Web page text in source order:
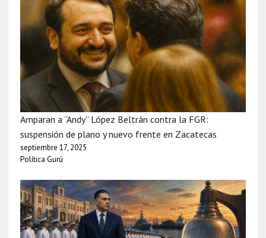
Amparan a “Andy” López Beltrán contra la FGR:
suspensión de plano y nuevo frente en Zacatecas
septiembre 17, 2025
Política Gurú